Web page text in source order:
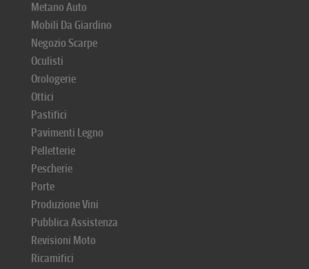
Metano Auto
Mobili Da Giardino
Negozio Scarpe
Oculisti
Orologerie
Ottici
Pastifici
Pavimenti Legno
Pelletterie
Pescherie
Porte
Produzione Vini
Pubblica Assistenza
Revisioni Moto
Ricamifici